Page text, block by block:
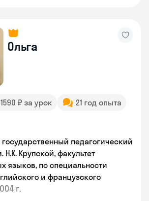
Ольга
₽ за урок
21 год опыта
педагогический
Н.К. Крупской, факультет
языков, по специальности
и французского
г.